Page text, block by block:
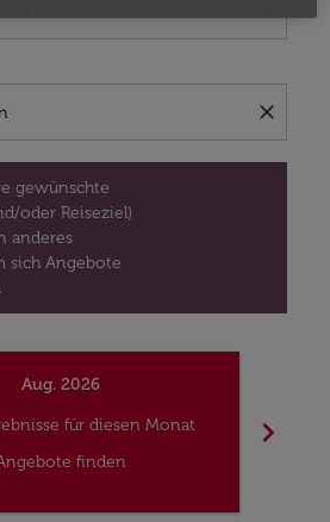
close
gewünschte
oder Reiseziel)
anderes
sich Angebote
Aug. 2026
für diesen Monat
finden
chevron_right